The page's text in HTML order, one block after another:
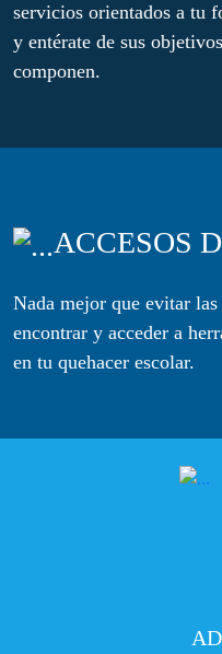
servicios orientados a tu
y entérate de sus
componen.
ACCESOS
Nada mejor que evitar
encontrar y acceder a
en tu quehacer escolar.